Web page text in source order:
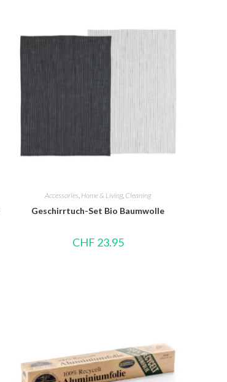
Accessories Home & Living, Cleaning
Geschirrtuch-Set Bio Baumwolle
CHF 23.95